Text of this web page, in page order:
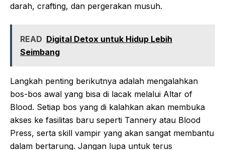
darah, crafting, dan pergerakan musuh.
READ Digital Detox untuk Hidup Lebih
Seimbang
Langkah penting berikutnya adalah mengalahkan
bos-bos awal yang bisa di lacak melalui Altar of
Blood. Setiap bos yang di kalahkan akan membuka
akses ke fasilitas baru seperti Tannery atau Blood
Press, serta skill vampir yang akan sangat membantu
dalam bertarung. Jangan lupa untuk terus